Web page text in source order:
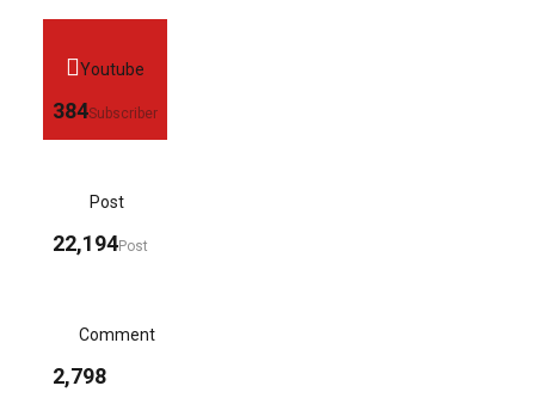
Youtube
384Subscriber
Post
22,194Post
Comment
2,798